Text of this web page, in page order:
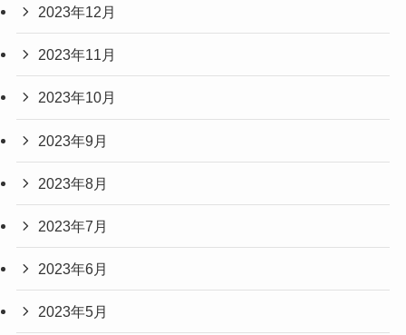
2023年12月
2023年11月
2023年10月
2023年9月
2023年8月
2023年7月
2023年6月
2023年5月